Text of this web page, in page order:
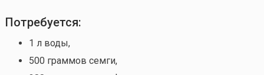
Потребуется:
1 л воды,
500 граммов семги,